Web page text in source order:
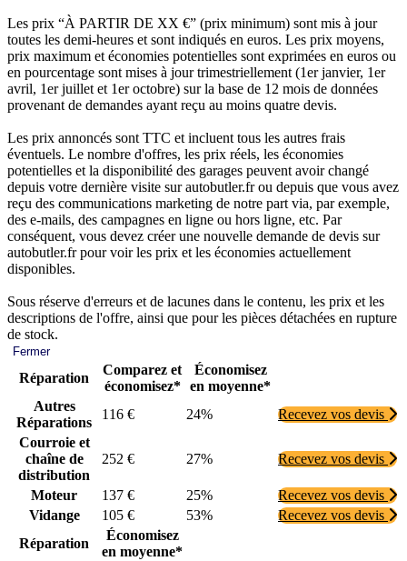
Les prix “À PARTIR DE XX €” (prix minimum) sont mis à jour
toutes les demi-heures et sont indiqués en euros. Les prix moyens,
prix maximum et économies potentielles sont exprimées en euros ou
en pourcentage sont mises à jour trimestriellement (1er janvier, 1er
avril, 1er juillet et 1er octobre) sur la base de 12 mois de données
provenant de demandes ayant reçu au moins quatre devis.
Les prix annoncés sont TTC et incluent tous les autres frais
éventuels. Le nombre d'offres, les prix réels, les économies
potentielles et la disponibilité des garages peuvent avoir changé
depuis votre dernière visite sur autobutler.fr ou depuis que vous avez
reçu des communications marketing de notre part via, par exemple,
des e-mails, des campagnes en ligne ou hors ligne, etc. Par
conséquent, vous devez créer une nouvelle demande de devis sur
autobutler.fr pour voir les prix et les économies actuellement
disponibles.
Sous réserve d'erreurs et de lacunes dans le contenu, les prix et les
descriptions de l'offre, ainsi que pour les pièces détachées en rupture
de stock.
Fermer
Réparation
Comparez et
économisez*
Économisez
en moyenne*
Autres
Réparations
116 € 24%
Recevez vos devis
Courroie et
chaîne de
distribution
252 € 27% Recevez vos devis
Moteur 137 € 25%
Recevez vos devis
Vidange
105 € 53%
Recevez vos devis
Réparation
Économisez
en moyenne*